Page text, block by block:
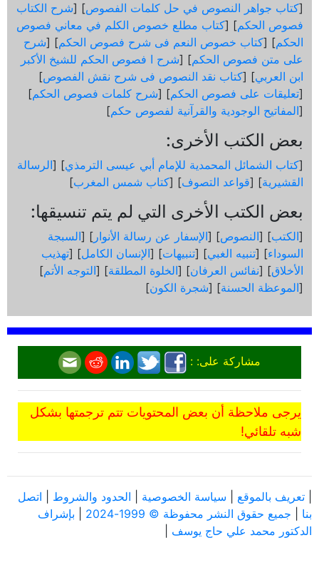
[كتاب جواهر النصوص في حل كلمات الفصوص] [شرح الكتاب
فصوص الحكم] [كتاب مطلع خصوص الكلم في معاني فصوص
الحكم] [كتاب خصوص النعم فى شرح فصوص الحكم] [شرح
على متن فصوص الحكم] [شرح ا فصوص الحكم للشيخ الأكبر
ابن العربي] [كتاب نقد النصوص فى شرح نقش الفصوص]
[تعليقات على فصوص الحكم] [شرح كلمات فصوص الحكم]
[المفاتيح الوجودية والقرآنیة لفصوص حكم]
بعض الكتب الأخرى:
[كتاب الشمائل المحمدية للإمام أبي عيسى الترمذي] [الرسالة
القشيرية] [قواعد التصوف] [كتاب شمس المغرب]
بعض الكتب الأخرى التي لم يتم تنسيقها:
[الكتب] [النصوص] [الإسفار عن رسالة الأنوار ] [السبجة
السوداء] [تنبيه الغبي] [تنبيهات] [الإنسان الكامل] [تهذيب
الأخلاق] [نفائس العرفان] [الخلوة المطلقة] [التوجه الأتم]
[الموعظة الحسنة] [شجرة الكون]
مشاركة على: :
يرجى ملاحظة أن بعض المحتويات تتم ترجمتها بشكل
شبه تلقائي!
تعريف بالموقع سياسة الخصوصية الحدود والشروط
اتصل
بنا
جميع حقوق النشر محفوظة © 1999-2024
بإشراف
الدكتور محمد علي حاج يوسف